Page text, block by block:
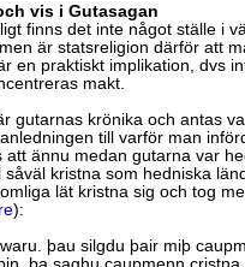
vis i Gutasagan
finns det inte något ställe i
är statsreligion därför att
en praktiskt implikation, dvs
makt.
gutarnas krönika och antas
till varför man
att ännu medan gutarna var
såväl kristna som hedniska
lät kristna sig och tog
):
þau silgdu þair miþ